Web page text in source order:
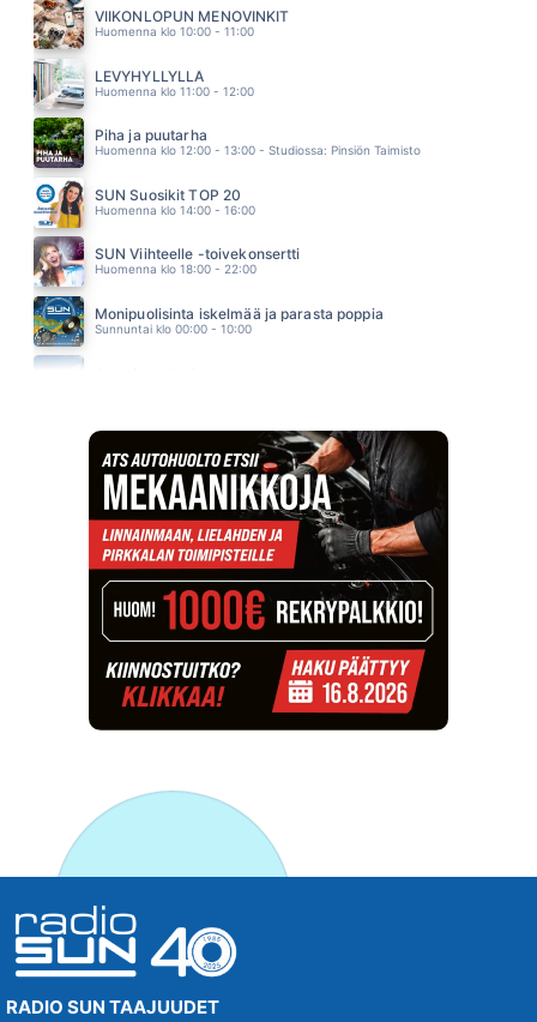
LAURI TÄHKÄ
15.45
A AALLON RYTMIORKESTERI
15.38
VIIKONLOPUN MENOVINKIT
Huomenna klo 10:00 - 11:00
LEVYHYLLYLLÄ
Huomenna klo 11:00 - 12:00
Piha ja puutarha
Huomenna klo 12:00 - 13:00 - Studiossa: Pinsiön Taimisto
SUN Suosikit TOP 20
Huomenna klo 14:00 - 16:00
SUN Viihteelle -toivekonsertti
Huomenna klo 18:00 - 22:00
Monipuolisinta iskelmää ja parasta poppia
Sunnuntai klo 00:00 - 10:00
RADIO SUN TAAJUUDET